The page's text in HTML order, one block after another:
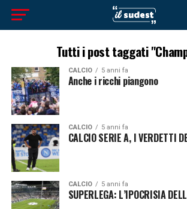
Tutti i post taggati
CALCIO 5 anni fa
Anche i ricchi piangono
CALCIO 5 anni fa
CALCIO SERIE A, I VERDETTI
CALCIO 5 anni fa
SUPERLEGA: L’IPOCRISIA